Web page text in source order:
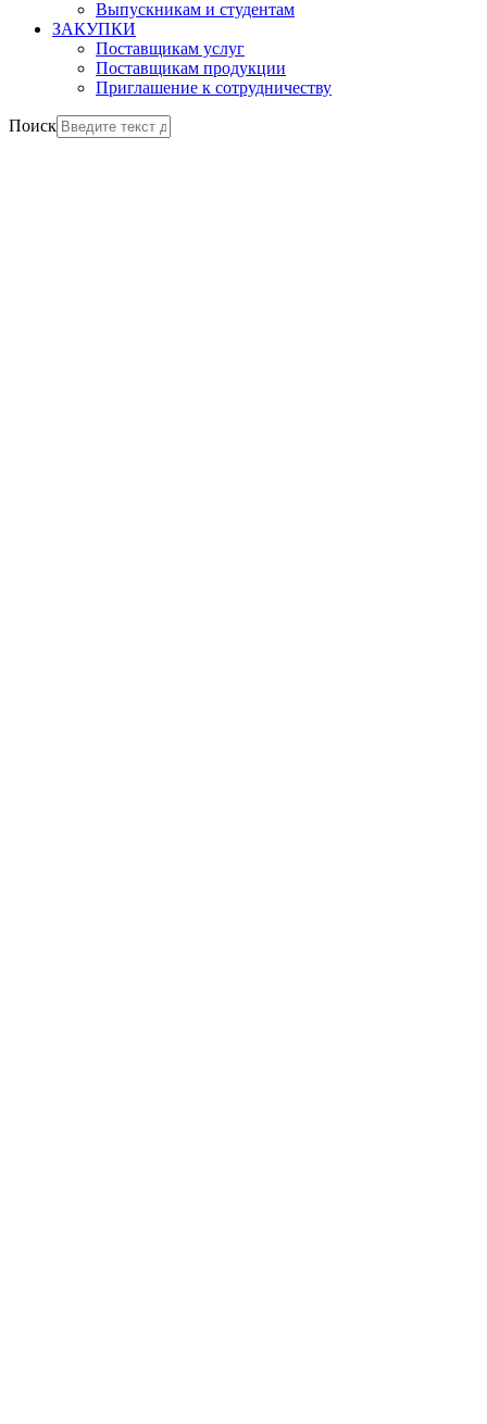
Выпускникам и студентам
ЗАКУПКИ
Поставщикам услуг
Поставщикам продукции
Приглашение к сотрудничеству
Поиск